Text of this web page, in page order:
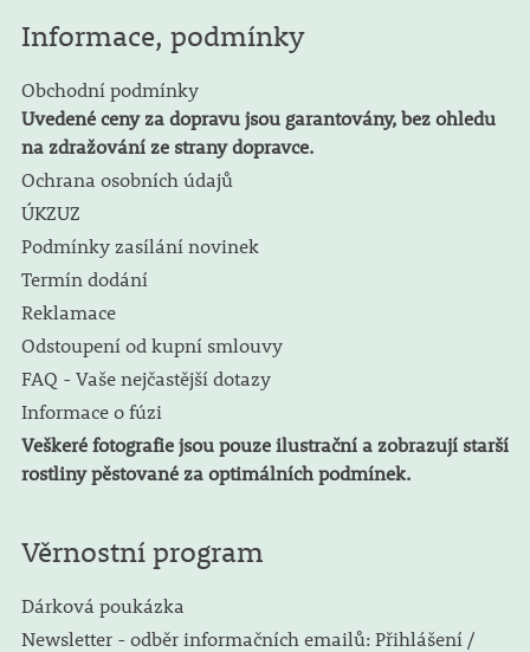
Informace, podmínky
Obchodní podmínky
Uvedené ceny za dopravu jsou garantovány, bez ohledu
na zdražování ze strany dopravce.
Ochrana osobních údajů
ÚKZUZ
Podmínky zasílání novinek
Termín dodání
Reklamace
Odstoupení od kupní smlouvy
FAQ - Vaše nejčastější dotazy
Informace o fúzi
Veškeré fotografie jsou pouze ilustrační a zobrazují starší
rostliny pěstované za optimálních podmínek.
Věrnostní program
Dárková poukázka
Newsletter - odběr informačních emailů: Přihlášení /